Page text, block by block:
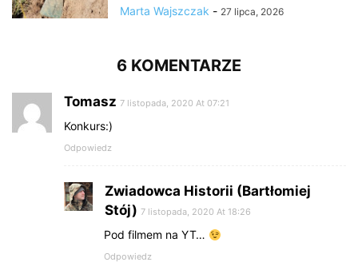
Marta Wajszczak - 27 lipca, 2026
6 KOMENTARZE
Tomasz 7 listopada, 2020 At 07:21
Konkurs:)
Odpowiedz
Zwiadowca Historii (Bartłomiej
Stój) 7 listopada, 2020 At 18:26
Pod filmem na YT…
Odpowiedz